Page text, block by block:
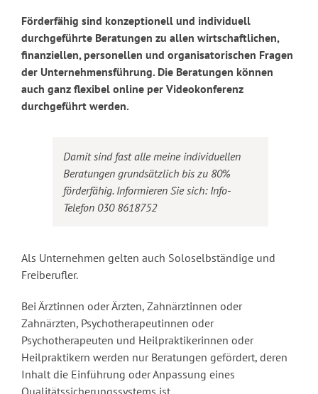
Förderfähig sind konzeptionell und individuell
durchgeführte Beratungen zu allen wirtschaftlichen,
finanziellen, personellen und organisatorischen Fragen
der Unternehmensführung. Die Beratungen können
auch ganz flexibel online per Videokonferenz
durchgeführt werden.
Damit sind fast alle meine individuellen
Beratungen grundsätzlich bis zu 80%
förderfähig. Informieren Sie sich: Info-
Telefon 030 8618752
Als Unternehmen gelten auch Soloselbständige und
Freiberufler.
Bei Ärztinnen oder Ärzten, Zahnärztinnen oder
Zahnärzten, Psychotherapeutinnen oder
Psychotherapeuten und Heilpraktikerinnen oder
Heilpraktikern werden nur Beratungen gefördert, deren
Inhalt die Einführung oder Anpassung eines